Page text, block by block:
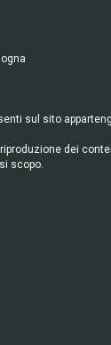
sul sito
dei
scopo.